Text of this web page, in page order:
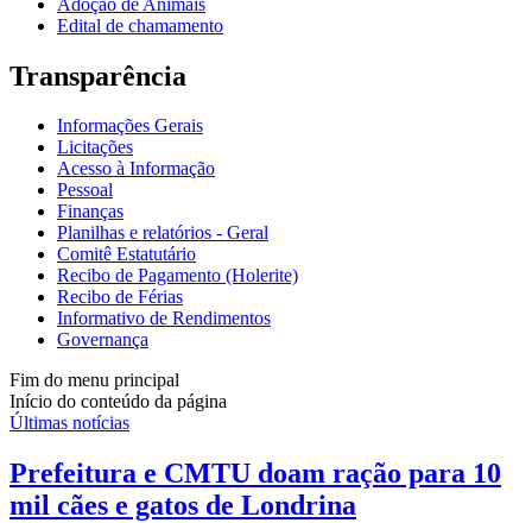
Edital de chamamento
Transparência
Informações Gerais
Licitações
Acesso à Informação
Pessoal
Finanças
Planilhas e relatórios - Geral
Comitê Estatutário
Recibo de Pagamento (Holerite)
Recibo de Férias
Informativo de Rendimentos
Governança
Fim do menu principal
Início do conteúdo da página
Últimas notícias
Prefeitura e CMTU doam ração para 10
mil cães e gatos de Londrina